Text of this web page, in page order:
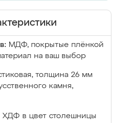
МДФ, покрытые плёнкой
на ваш выбор
толщина 26 мм
камня,
ХДФ в цвет столешницы